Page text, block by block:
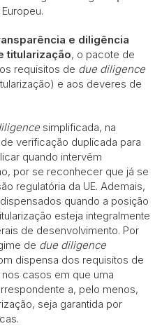
e diligência
titularização, o pacote de
requisitos de due diligence
e aos deveres de
simplificada, na
verificação duplicada para
quando intervêm
por se reconhecer que já se
regulatória da UE. Ademais,
quando a posição
esteja integralmente
de desenvolvimento. Por
de due diligence
dispensa dos requisitos de
casos em que uma
a, pelo menos,
seja garantida por